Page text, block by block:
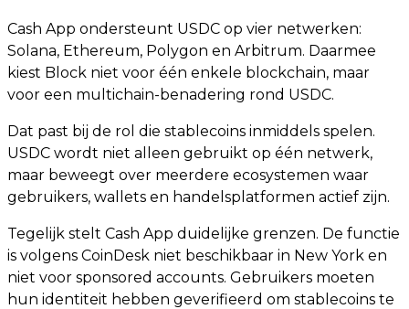
Cash App ondersteunt USDC op vier netwerken:
Solana, Ethereum, Polygon en Arbitrum. Daarmee
kiest Block niet voor één enkele blockchain, maar
voor een multichain-benadering rond USDC.
Dat past bij de rol die stablecoins inmiddels spelen.
USDC wordt niet alleen gebruikt op één netwerk,
maar beweegt over meerdere ecosystemen waar
gebruikers, wallets en handelsplatformen actief zijn.
Tegelijk stelt Cash App duidelijke grenzen. De functie
is volgens CoinDesk niet beschikbaar in New York en
niet voor sponsored accounts. Gebruikers moeten
hun identiteit hebben geverifieerd om stablecoins te